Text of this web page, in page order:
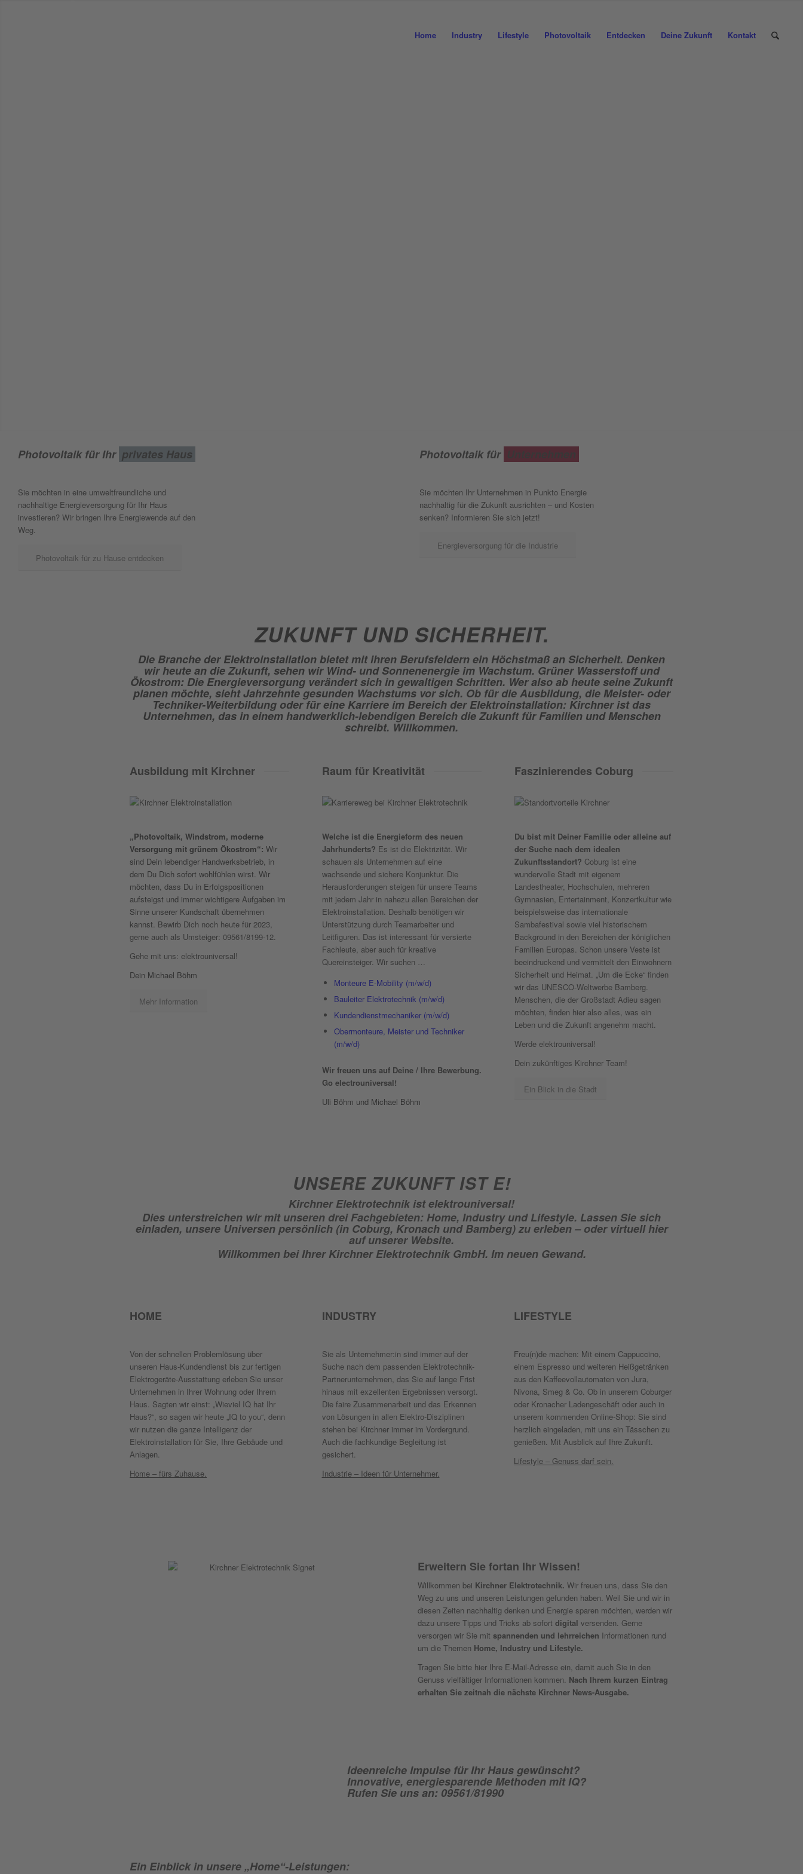
Home Industry Lifestyle Photovoltaik Entdecken Deine Zukunft Kontakt
Photovoltaik für Ihr privates Haus
Sie möchten in eine umweltfreundliche und
nachhaltige Energieversorgung für Ihr Haus
investieren? Wir bringen Ihre Energiewende auf den
Weg.
Photovoltaik für zu Hause entdecken
Photovoltaik für Unternehmen
Sie möchten Ihr Unternehmen in Punkto Energie
nachhaltig für die Zukunft ausrichten – und Kosten
senken? Informieren Sie sich jetzt!
Energieversorgung für die Industrie
ZUKUNFT UND SICHERHEIT.
Die Branche der Elektroinstallation bietet mit ihren Berufsfeldern ein Höchstmaß an Sicherheit. Denken
wir heute an die Zukunft, sehen wir Wind- und Sonnenenergie im Wachstum. Grüner Wasserstoff und
Ökostrom: Die Energieversorgung verändert sich in gewaltigen Schritten. Wer also ab heute seine Zukunft
planen möchte, sieht Jahrzehnte gesunden Wachstums vor sich. Ob für die Ausbildung, die Meister- oder
Techniker-Weiterbildung oder für eine Karriere im Bereich der Elektroinstallation: Kirchner ist das
Unternehmen, das in einem handwerklich-lebendigen Bereich die Zukunft für Familien und Menschen
schreibt. Willkommen.
Ausbildung mit Kirchner
„Photovoltaik, Windstrom, moderne
Versorgung mit grünem Ökostrom“: Wir
sind Dein lebendiger Handwerksbetrieb, in
dem Du Dich sofort wohlfühlen wirst. Wir
möchten, dass Du in Erfolgspositionen
aufsteigst und immer wichtigere Aufgaben im
Sinne unserer Kundschaft übernehmen
kannst. Bewirb Dich noch heute für 2023,
gerne auch als Umsteiger: 09561/8199-12.
Gehe mit uns: elektrouniversal!
Dein Michael Böhm
Mehr Information
Raum für Kreativität
Welche ist die Energieform des neuen
Jahrhunderts? Es ist die Elektrizität. Wir
schauen als Unternehmen auf eine
wachsende und sichere Konjunktur. Die
Herausforderungen steigen für unsere Teams
mit jedem Jahr in nahezu allen Bereichen der
Elektroinstallation. Deshalb benötigen wir
Unterstützung durch Teamarbeiter und
Leitfiguren. Das ist interessant für versierte
Fachleute, aber auch für kreative
Quereinsteiger. Wir suchen …
Monteure E-Mobility (m/w/d)
Bauleiter Elektrotechnik (m/w/d)
Kundendienstmechaniker (m/w/d)
Obermonteure, Meister und Techniker
(m/w/d)
Wir freuen uns auf Deine / Ihre Bewerbung.
Go electrouniversal!
Uli Böhm und Michael Böhm
Faszinierendes Coburg
Du bist mit Deiner Familie oder alleine auf
der Suche nach dem idealen
Zukunftsstandort? Coburg ist eine
wundervolle Stadt mit eigenem
Landestheater, Hochschulen, mehreren
Gymnasien, Entertainment, Konzertkultur wie
beispielsweise das internationale
Sambafestival sowie viel historischem
Background in den Bereichen der königlichen
Familien Europas. Schon unsere Veste ist
beeindruckend und vermittelt den Einwohnern
Sicherheit und Heimat. „Um die Ecke“ finden
wir das UNESCO-Weltwerbe Bamberg.
Menschen, die der Großstadt Adieu sagen
möchten, finden hier also alles, was ein
Leben und die Zukunft angenehm macht.
Werde elektrouniversal!
Dein zukünftiges Kirchner Team!
Ein Blick in die Stadt
UNSERE ZUKUNFT IST E!
Kirchner Elektrotechnik ist elektrouniversal!
Dies unterstreichen wir mit unseren drei Fachgebieten: Home, Industry und Lifestyle. Lassen Sie sich
einladen, unsere Universen persönlich (in Coburg, Kronach und Bamberg) zu erleben – oder virtuell hier
auf unserer Website.
Willkommen bei Ihrer Kirchner Elektrotechnik GmbH. Im neuen Gewand.
HOME
Von der schnellen Problemlösung über
unseren Haus-Kundendienst bis zur fertigen
Elektrogeräte-Ausstattung erleben Sie unser
Unternehmen in Ihrer Wohnung oder Ihrem
Haus. Sagten wir einst: „Wieviel IQ hat Ihr
Haus?“, so sagen wir heute „IQ to you“, denn
wir nutzen die ganze Intelligenz der
Elektroinstallation für Sie, Ihre Gebäude und
Anlagen.
Home – fürs Zuhause.
INDUSTRY
Sie als Unternehmer:in sind immer auf der
Suche nach dem passenden Elektrotechnik-
Partnerunternehmen, das Sie auf lange Frist
hinaus mit exzellenten Ergebnissen versorgt.
Die faire Zusammenarbeit und das Erkennen
von Lösungen in allen Elektro-Disziplinen
stehen bei Kirchner immer im Vordergrund.
Auch die fachkundige Begleitung ist
gesichert.
Industrie – Ideen für Unternehmer.
LIFESTYLE
Freu(n)de machen: Mit einem Cappuccino,
einem Espresso und weiteren Heißgetränken
aus den Kaffeevollautomaten von Jura,
Nivona, Smeg & Co. Ob in unserem Coburger
oder Kronacher Ladengeschäft oder auch in
unserem kommenden Online-Shop: Sie sind
herzlich eingeladen, mit uns ein Tässchen zu
genießen. Mit Ausblick auf Ihre Zukunft.
Lifestyle – Genuss darf sein.
Erweitern Sie fortan Ihr Wissen!
Willkommen bei Kirchner Elektrotechnik. Wir freuen uns, dass Sie den
Weg zu uns und unseren Leistungen gefunden haben. Weil Sie und wir in
diesen Zeiten nachhaltig denken und Energie sparen möchten, werden wir
dazu unsere Tipps und Tricks ab sofortdigital versenden. Gerne
versorgen wir Sie mit spannenden und lehrreichen Informationen rund
um die Themen Home, Industry und Lifestyle.
Tragen Sie bitte hier Ihre E-Mail-Adresse ein, damit auch Sie in den
Genuss vielfältiger Informationen kommen. Nach Ihrem kurzen Eintrag
erhalten Sie zeitnah die nächste Kirchner News-Ausgabe.
Ideenreiche Impulse für Ihr Haus gewünscht?
Innovative, energiesparende Methoden mit IQ?
Rufen Sie uns an: 09561/81990
Ein Einblick in unsere „Home“-Leistungen: